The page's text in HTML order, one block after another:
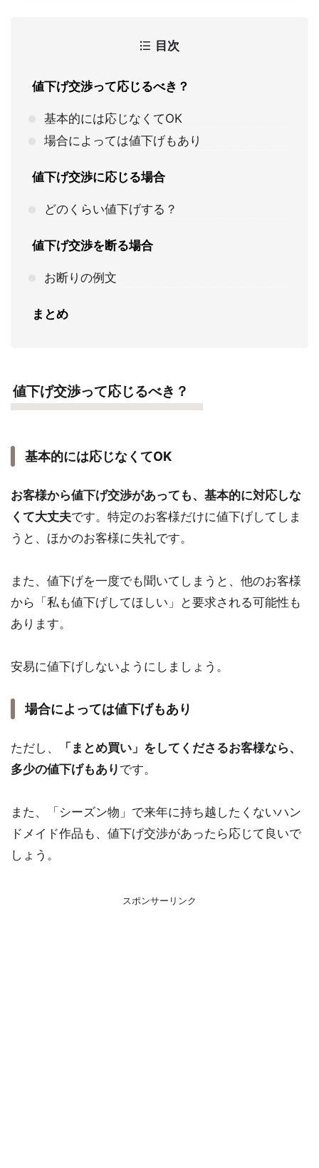
目次
値下げ交渉って応じるべき？
基本的には応じなくてOK
場合によっては値下げもあり
値下げ交渉に応じる場合
どのくらい値下げする？
値下げ交渉を断る場合
お断りの例文
まとめ
値下げ交渉って応じるべき？
基本的には応じなくてOK
お客様から値下げ交渉があっても、基本的に対応しな
くて大丈夫です。特定のお客様だけに値下げしてしま
うと、ほかのお客様に失礼です。
また、値下げを一度でも聞いてしまうと、他のお客様
から「私も値下げしてほしい」と要求される可能性も
あります。
安易に値下げしないようにしましょう。
場合によっては値下げもあり
ただし、
「まとめ買い」をしてくださるお客様なら、
多少の値下げもあり です。
また、「シーズン物」で来年に持ち越したくないハン
ドメイド作品も、値下げ交渉があったら応じて良いで
しょう。
スポンサーリンク